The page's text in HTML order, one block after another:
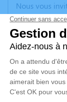
Nous vous
vos
anecdote ou
poèmes ou
d'expression
PLANET.
Un service de
disponible ici.